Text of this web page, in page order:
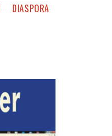
DIASPORA